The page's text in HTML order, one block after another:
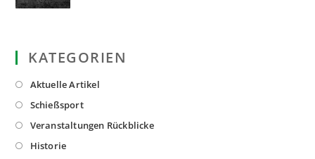
KATEGORIEN
Aktuelle ArtikelOpens
new
SchießsportOpens
Veranstaltungen RückblickeOpens
HistorieOpens